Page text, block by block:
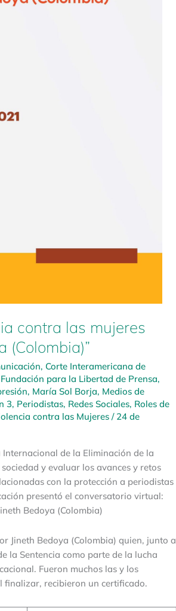
contra las mujeres
(Colombia)”
, Corte Interamericana de
Fundación para la Libertad de Prensa,
, María Sol Borja, Medios de
3, Periodistas, Redes Sociales, Roles de
contra las Mujeres / 24 de
de la Eliminación de la
y evaluar los avances y retos
con la protección a periodistas
presentó el conversatorio virtual:
Bedoya (Colombia)
Jineth Bedoya (Colombia) quien, junto a
la Sentencia como parte de la lucha
Fueron muchos las y los
finalizar, recibieron un certificado.